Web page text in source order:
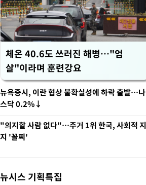
체온 40.6도 쓰러진 해병…"엄
살"이라며 훈련강요
뉴욕증시, 이란 협상 불확실성에 하락 출발…나
스닥 0.2%↓
"의지할 사람 없다"…주거 1위 한국, 사회적 지
지 '꼴찌'
뉴시스 기획특집